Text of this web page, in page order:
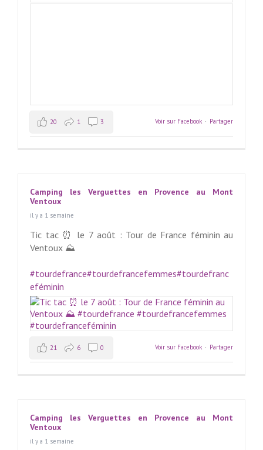
Voir sur Facebook · Partager
20 1 3
Camping les Verguettes en Provence au Mont
Ventoux
il y a 1 semaine
Tic tac ⏰ le 7 août : Tour de France féminin au
Ventoux ⛰️
#tourdefrance#tourdefrancefemmes#tourdefranc
eféminin
Voir sur Facebook · Partager
21 6 0
Camping les Verguettes en Provence au Mont
Ventoux
il y a 1 semaine